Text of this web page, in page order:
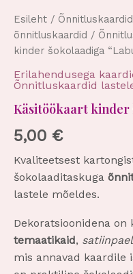
Esileht / Õnnitluskaardid
õnnitluskaardid /
kinder šokolaadiga
Erilahendusega
Õnnitluskaardid
Käsitöökaart kinder
5,00 €
Kvaliteetsest
šokolaaditaskuga
lastele mõeldes.
Dekoratsioonidena on
temaatikaid,
mis annavad kaardile